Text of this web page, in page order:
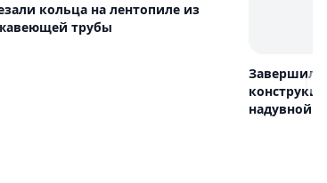
кольца на лентопиле из
трубы
надувной